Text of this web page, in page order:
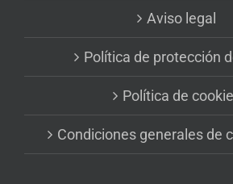
Aviso legal
Política de protección
Política de
Condiciones generales de